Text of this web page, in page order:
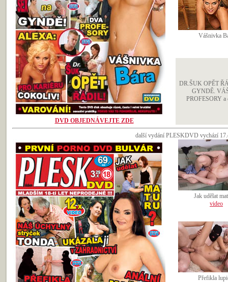
DVD OBJEDNÁVEJTE ZDE
Vášnivka
DR.ŠUK OPĚT
GYNDĚ.
PROFESORY
další vydání PLESKDVD vychází
Jak udělat
video
Přefikla